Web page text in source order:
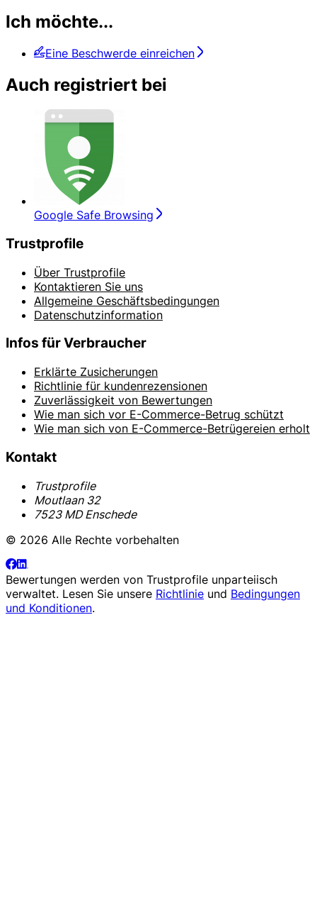
Ich möchte...
Eine Beschwerde einreichen
Auch registriert bei
Google Safe Browsing
Trustprofile
Über Trustprofile
Kontaktieren Sie uns
Allgemeine Geschäftsbedingungen
Datenschutzinformation
Infos für Verbraucher
Erklärte Zusicherungen
Richtlinie für kundenrezensionen
Zuverlässigkeit von Bewertungen
Wie man sich vor E-Commerce-Betrug schützt
Wie man sich von E-Commerce-Betrügereien erholt
Kontakt
Trustprofile
Moutlaan 32
7523 MD Enschede
© 2026 Alle Rechte vorbehalten
Bewertungen werden von Trustprofile unparteiisch
verwaltet. Lesen Sie unsere Richtlinie und Bedingungen
und Konditionen.